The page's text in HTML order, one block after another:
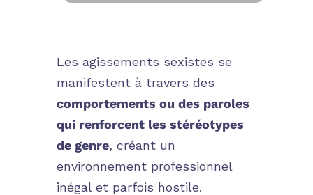
Les agissements sexistes se
manifestent à travers des
comportements ou des paroles
qui renforcent les stéréotypes
de genre, créant un
environnement professionnel
inégal et parfois hostile.